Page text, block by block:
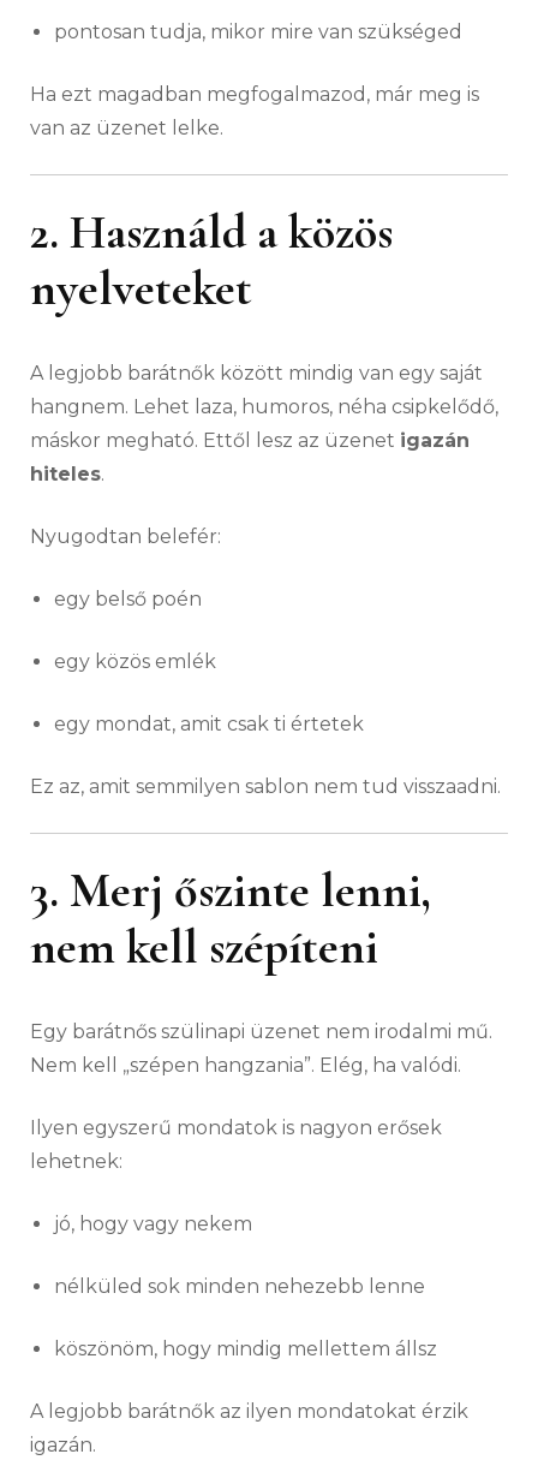
pontosan tudja, mikor mire van szükséged
Ha ezt magadban megfogalmazod, már meg is
van az üzenet lelke.
2. Használd a közös
nyelveteket
A legjobb barátnők között mindig van egy saját
hangnem. Lehet laza, humoros, néha csipkelődő,
máskor megható. Ettől lesz az üzenet igazán
hiteles.
Nyugodtan belefér:
egy belső poén
egy közös emlék
egy mondat, amit csak ti értetek
Ez az, amit semmilyen sablon nem tud visszaadni.
3. Merj őszinte lenni,
nem kell szépíteni
Egy barátnős szülinapi üzenet nem irodalmi mű.
Nem kell „szépen hangzania”. Elég, ha valódi.
Ilyen egyszerű mondatok is nagyon erősek
lehetnek:
jó, hogy vagy nekem
nélküled sok minden nehezebb lenne
köszönöm, hogy mindig mellettem állsz
A legjobb barátnők az ilyen mondatokat érzik
igazán.